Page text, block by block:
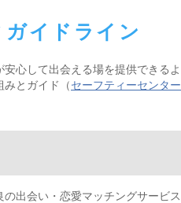
イドライン
心して出会える場を提供できる
みとガイド（セーフティーセンター
出会い・恋愛マッチングサービ